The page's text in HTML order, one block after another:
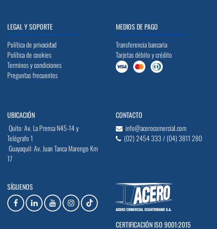
LEGAL Y SOPORTE
Política de privacidad
Política de cookies
Terminos y condiciones
Preguntas frecuentes
MEDIOS DE PAGO
Transferencia bancaria
Tarjetas débito y crédito
UBICACIÓN
Quito: Av. La Prensa N45-14 y
Telégrafo 1
Guayaquil: Av. Juan Tanca Marengo Km
17
CONTACTO
info@acerocomercial.com
(02) 2454 333 / (04) 3811 280
SÍGUENOS
CERTIFICACIÓN ISO 9001:2015